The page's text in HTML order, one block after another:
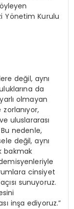
Yönetim Kurulu
değil, aynı
da
olmayan
uluslararası
nedenle,
değil, aynı
bakmak
cinsiyet
sunuyoruz.
inşa ediyoruz.”